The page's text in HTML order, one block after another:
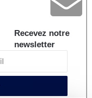
Recevez notre
newsletter